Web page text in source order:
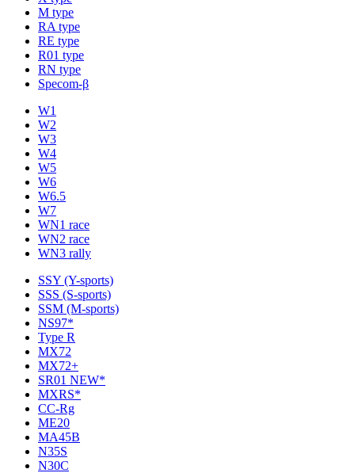
M type
RA type
RE type
R01 type
RN type
Specom-β
W1
W2
W3
W4
W5
W6
W6.5
W7
WN1 race
WN2 race
WN3 rally
SSY (Y-sports)
SSS (S-sports)
SSM (M-sports)
NS97*
Type R
MX72
MX72+
SR01 NEW*
MXRS*
CC-Rg
ME20
MA45B
N35S
N30C